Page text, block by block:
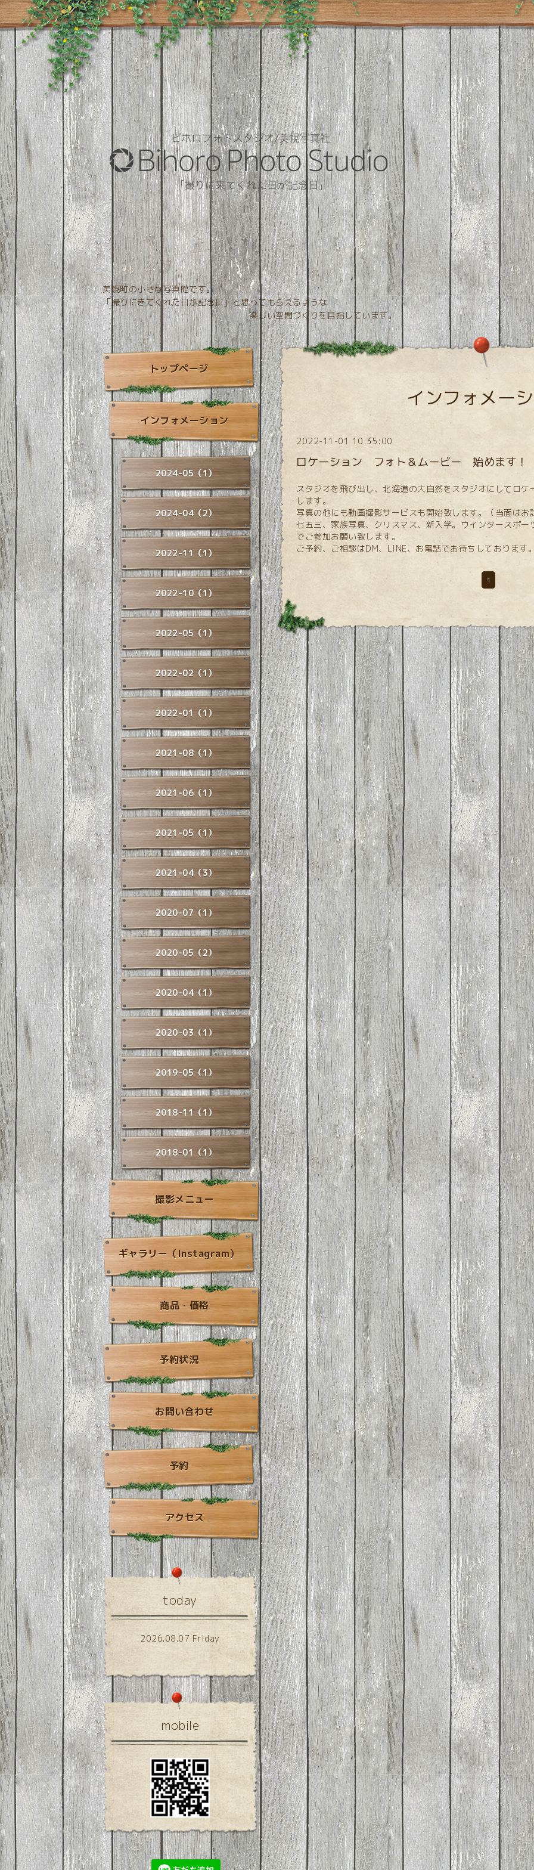
美幌町の小さな写真館です。
「撮りにきてくれた日が記念日」と思ってもらえるような
楽しい空間づくりを目指しています。
インフォメー
2022-11-01 10:35:00
ロケーション フォト＆ムービー 始めます！
スタジオを飛び出し、北海道の大自然をスタジオにしてロ
します。
写真の他にも動画撮影サービスも開始致します。（当面は
七五三、家族写真、クリスマス、新入学。ウインタースポ
でご参加お願い致します。
ご予約、ご相談はDM、LINE、お電話でお待ちしております
1
トップページ
インフォメーション
2024-05（1）
2024-04（2）
2022-11（1）
2022-10（1）
2022-05（1）
2022-02（1）
2022-01（1）
2021-08（1）
2021-06（1）
2021-05（1）
2021-04（3）
2020-07（1）
2020-05（2）
2020-04（1）
2020-03（1）
2019-05（1）
2018-11（1）
2018-01（1）
撮影メニュー
ギャラリー（Instagram）
商品・価格
予約状況
お問い合わせ
予約
アクセス
today
2026.08.07 Friday
mobile